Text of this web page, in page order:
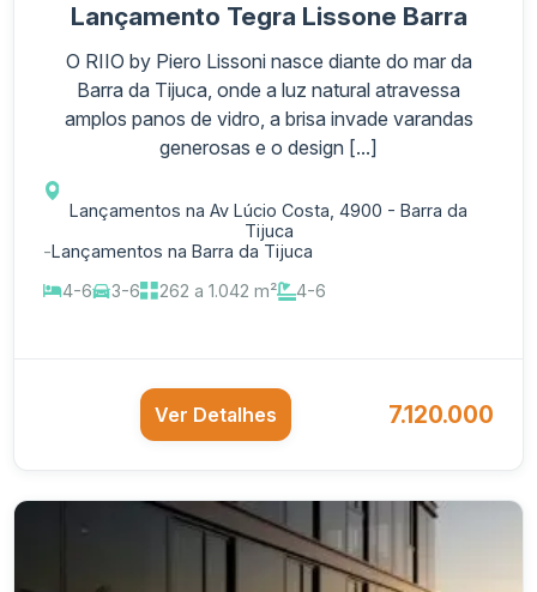
Lançamento Tegra Lissone Barra
O RIIO by Piero Lissoni nasce diante do mar da
Barra da Tijuca, onde a luz natural atravessa
amplos panos de vidro, a brisa invade varandas
generosas e o design [...]
Lançamentos na Av Lúcio Costa, 4900 - Barra da
Tijuca
-Lançamentos na Barra da Tijuca
4-6
3-6 262 a 1.042 m² 4-6
Ver Detalhes 7.120.000